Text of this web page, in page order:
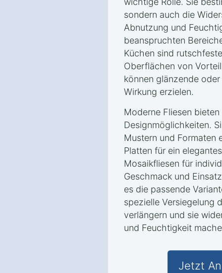
sondern auch die
Abnutzung und
beanspruchten
Küchen sind
Oberflächen von
können glänzende
Wirkung erzielen.
Moderne Fliesen
Designmöglichkeiten.
Mustern und Formaten
Platten für ein
Mosaikfliesen für
Geschmack und
es die passende
spezielle Versiegelung
verlängern und sie
und Feuchtigkeit
Jetzt